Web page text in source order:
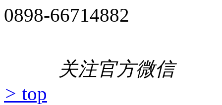
0898-66714882
关注官方微信
> top